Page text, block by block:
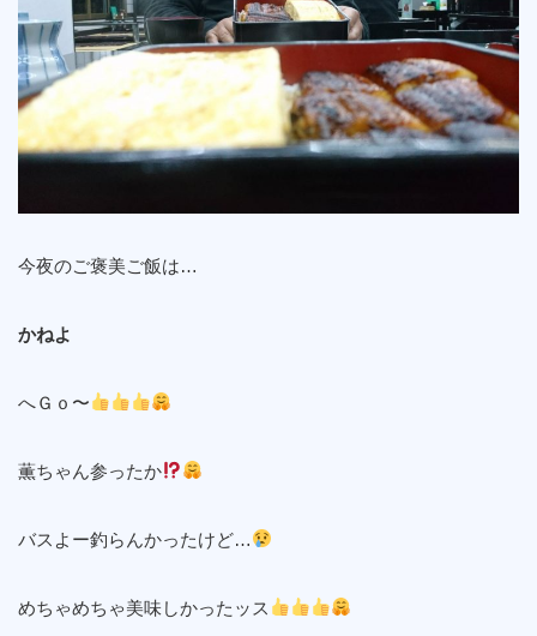
今夜のご褒美ご飯は…
かねよ
へＧｏ〜
薫ちゃん参ったか
バスよー釣らんかったけど…
めちゃめちゃ美味しかったッス